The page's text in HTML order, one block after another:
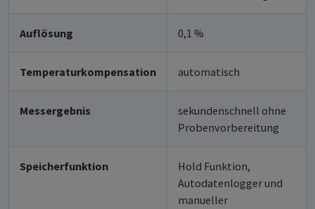
Auflösung 0,1 %
Temperaturkompensation automatisch
Messergebnis
sekundenschnell ohne
Probenvorbereitung
Speicherfunktion
Hold Funktion,
Autodatenlogger und
manueller